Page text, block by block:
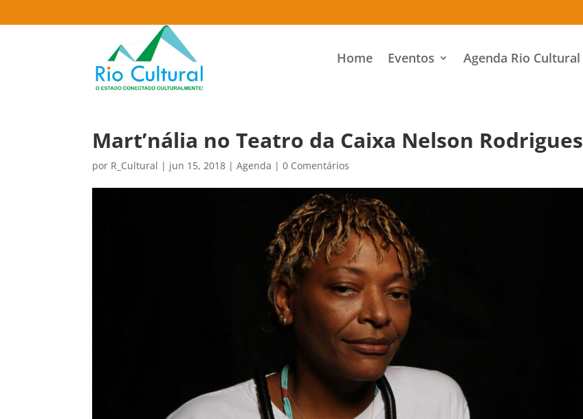
Home Eventos Agenda Rio Cultural
Mart’nália no Teatro da Caixa Nelson Rodrigues
por R_Cultural | jun 15, 2018 |Agenda |0 Comentários